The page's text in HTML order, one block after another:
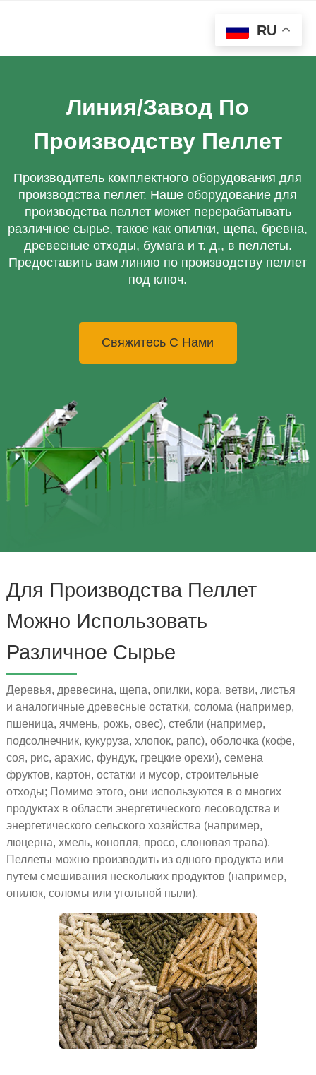
Линия/Завод По
Производству Пеллет
Производитель комплектного оборудования для
производства пеллет. Наше оборудование для
производства пеллет может перерабатывать
различное сырье, такое как опилки, щепа, бревна,
древесные отходы, бумага и т. д., в пеллеты.
Предоставить вам линию по производству пеллет
под ключ.
Свяжитесь С Нами
Для Производства Пеллет
Можно Использовать
Различное Сырье
Деревья, древесина, щепа, опилки, кора, ветви, листья
и аналогичные древесные остатки, солома (например,
пшеница, ячмень, рожь, овес), стебли (например,
подсолнечник, кукуруза, хлопок, рапс), оболочка (кофе,
соя, рис, арахис, фундук, грецкие орехи), семена
фруктов, картон, остатки и мусор, строительные
отходы; Помимо этого, они используются в о многих
продуктах в области энергетического лесоводства и
энергетического сельского хозяйства (например,
люцерна, хмель, конопля, просо, слоновая трава).
Пеллеты можно производить из одного продукта или
путем смешивания нескольких продуктов (например,
опилок, соломы или угольной пыли).
RU